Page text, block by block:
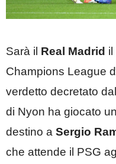
Sarà il Real Madrid il
Champions League
verdetto decretato
di Nyon ha giocato
destino a Sergio
che attende il PSG